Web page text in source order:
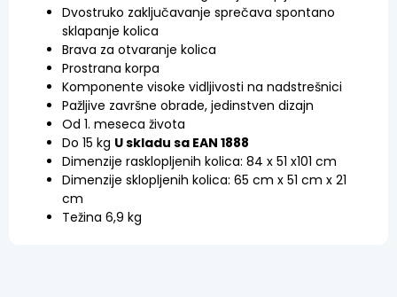
Dvostruko zaključavanje sprečava spontano
sklapanje kolica
Brava za otvaranje kolica
Prostrana korpa
Komponente visoke vidljivosti na nadstrešnici
Pažljive završne obrade, jedinstven dizajn
Od 1. meseca života
Do 15 kg U skladu sa EAN 1888
Dimenzije rasklopljenih kolica: 84 x 51 x101 cm
Dimenzije sklopljenih kolica: 65 cm x 51 cm x 21
cm
Težina 6,9 kg